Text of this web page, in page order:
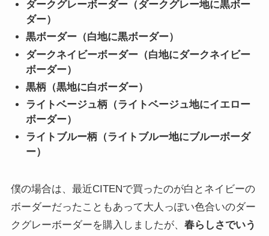
ダークグレーボーダー（ダークグレー地に黒ボー
ダー）
黒ボーダー（白地に黒ボーダー）
ダークネイビーボーダー（白地にダークネイビー
ボーダー）
黒柄（黒地に白ボーダー）
ライトベージュ柄（ライトベージュ地にイエロー
ボーダー）
ライトブルー柄（ライトブルー地にブルーボーダ
ー）
僕の場合は、最近CITENで買ったのが白とネイビーの
ボーダーだったこともあって大人っぽい色合いのダー
クグレーボーダーを購入しましたが、 春らしさでいう